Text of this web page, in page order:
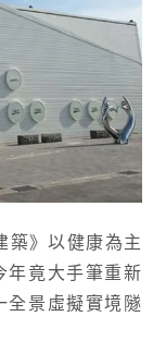
》以健康為主
年竟大手筆重新
全景虛擬實境隧